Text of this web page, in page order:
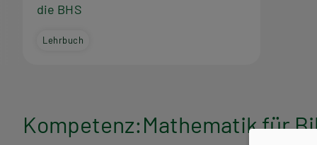
die BHS
Lehrbuch
Kompetenz:Mathematik für